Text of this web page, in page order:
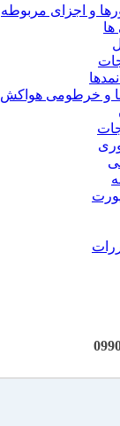
و اجزای مربوطه
و خرطومی هواکش